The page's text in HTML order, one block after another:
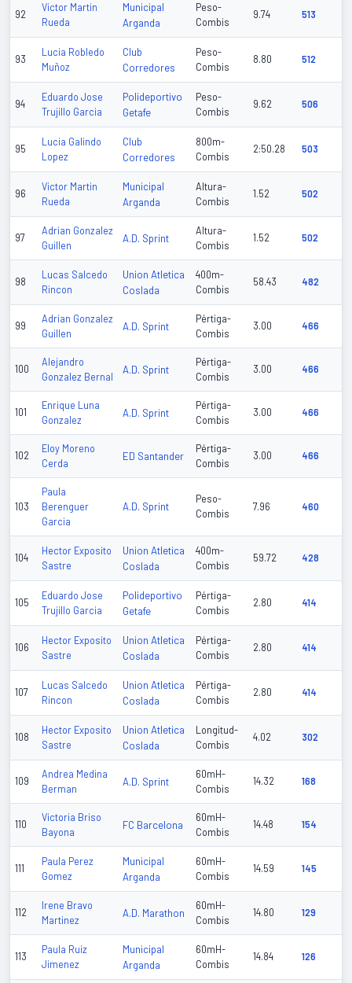
92
Victor Martin
Rueda
Municipal
Arganda
Peso-
Combis
9.74 513
93
Lucia Robledo
Muñoz
Club
Corredores
Peso-
Combis
8.80 512
94
Eduardo Jose
Trujillo Garcia
Polideportivo
Getafe
Peso-
Combis
9.62 506
95
Lucia Galindo
Lopez
Club
Corredores
800m-
Combis
2:50.28 503
96
Victor Martin
Rueda
Municipal
Arganda
Altura-
Combis
1.52 502
97
Adrian Gonzalez
Guillen
A.D. Sprint
Altura-
Combis
1.52 502
98
Lucas Salcedo
Rincon
Union Atletica
Coslada
400m-
Combis
58.43 482
99
Adrian Gonzalez
Guillen
A.D. Sprint
Pértiga-
Combis
3.00 466
100
Alejandro
Gonzalez Bernal
A.D. Sprint
Pértiga-
Combis
3.00 466
101
Enrique Luna
Gonzalez
A.D. Sprint
Pértiga-
Combis
3.00 466
102
Eloy Moreno
Cerda
ED Santander
Pértiga-
Combis
3.00 466
103
Paula
Berenguer
Garcia
A.D. Sprint
Peso-
Combis
7.96 460
104
Hector Exposito
Sastre
Union Atletica
Coslada
400m-
Combis
59.72 428
105
Eduardo Jose
Trujillo Garcia
Polideportivo
Getafe
Pértiga-
Combis
2.80 414
106
Hector Exposito
Sastre
Union Atletica
Coslada
Pértiga-
Combis
2.80 414
107
Lucas Salcedo
Rincon
Union Atletica
Coslada
Pértiga-
Combis
2.80 414
108
Hector Exposito
Sastre
Union Atletica
Coslada
Longitud-
Combis
4.02 302
109
Andrea Medina
Berman
A.D. Sprint
60mH-
Combis
14.32 168
110
Victoria Briso
Bayona
FC Barcelona
60mH-
Combis
14.48 154
111
Paula Perez
Gomez
Municipal
Arganda
60mH-
Combis
14.59 145
112
Irene Bravo
Martinez
A.D. Marathon
60mH-
Combis
14.80 129
113
Paula Ruiz
Jimenez
Municipal
Arganda
60mH-
Combis
14.84 126